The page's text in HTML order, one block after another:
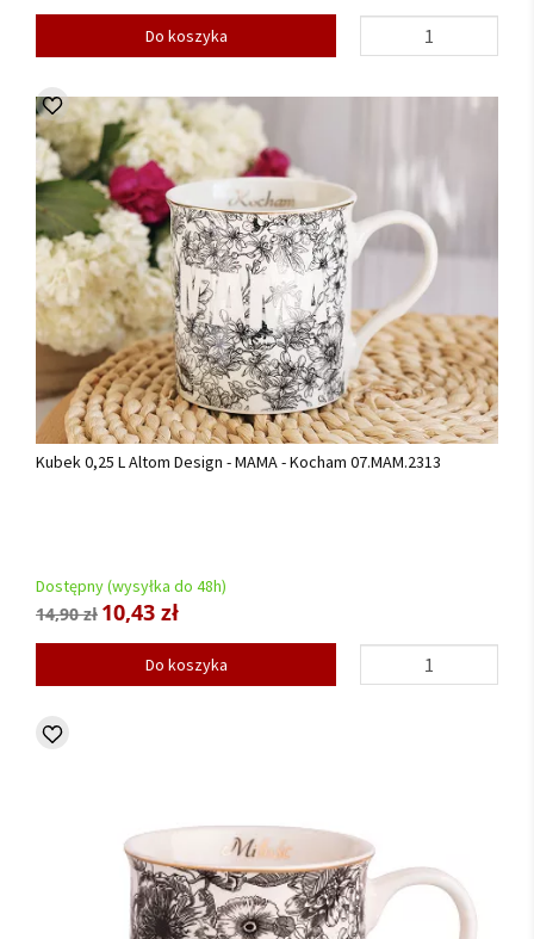
Do koszyka
Kubek 0,25 L Altom Design - MAMA - Kocham 07.MAM.2313
Dostępny (wysyłka do 48h)
14,90 zł 10,43 zł
Do koszyka